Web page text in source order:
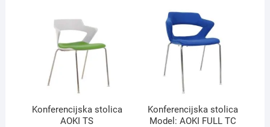
Konferencijska stolica
AOKI TS
Konferencijska stolica
Model: AOKI FULL TC